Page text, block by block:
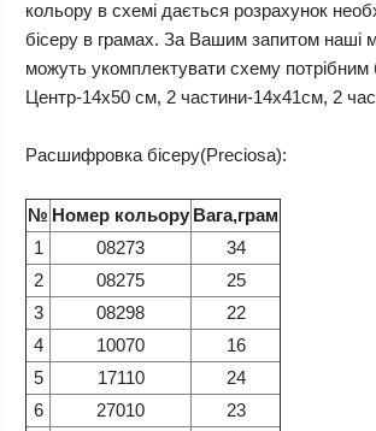
кольору в схемі дається розрахунок
бісеру в грамах. За Вашим запитом наші
можуть укомплектувати схему потрібним
Центр-14х50 см, 2 частини-14х41см, 2
Расшифровка бісеру(Preciosa):
№ Номер кольору Вага,грам
1
08273
34
2
08275
25
3
08298
22
4
10070
16
5
17110
24
6
27010
23